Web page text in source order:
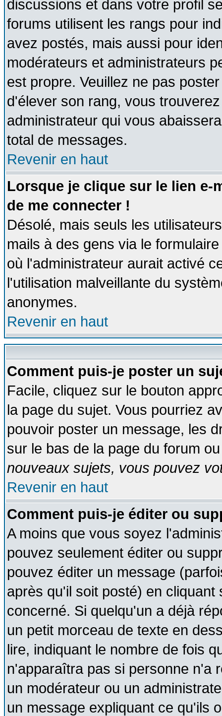
discussions et dans votre profil
forums utilisent les rangs pour
avez postés, mais aussi pour
modérateurs et administrateurs
est propre. Veuillez ne pas
d'élever son rang, vous
administrateur qui vous
total de messages.
Revenir en haut
Lorsque je clique sur le lien e-
de me connecter !
Désolé, mais seuls les
mails à des gens via le
où l'administrateur aurait activé
l'utilisation malveillante du
anonymes.
Revenir en haut
Comment puis-je poster un
Facile, cliquez sur le bouton
la page du sujet. Vous pourriez
pouvoir poster un message, les
sur le bas de la page du forum
nouveaux sujets, vous pouvez
Revenir en haut
Comment puis-je éditer ou
A moins que vous soyez
pouvez seulement éditer ou
pouvez éditer un message
après qu'il soit posté) en
concerné. Si quelqu'un a déjà
un petit morceau de texte en
lire, indiquant le nombre de fois
n'apparaîtra pas si personne n'a
un modérateur ou un
un message expliquant ce qu'ils